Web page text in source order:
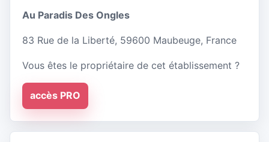
Au Paradis Des Ongles
83 Rue de la Liberté, 59600 Maubeuge, France
Vous êtes le propriétaire de cet établissement ?
accès PRO